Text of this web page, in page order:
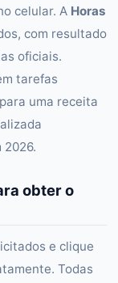
celular. A Horas
com resultado
oficiais.
tarefas
uma receita
obter o
e clique
Todas